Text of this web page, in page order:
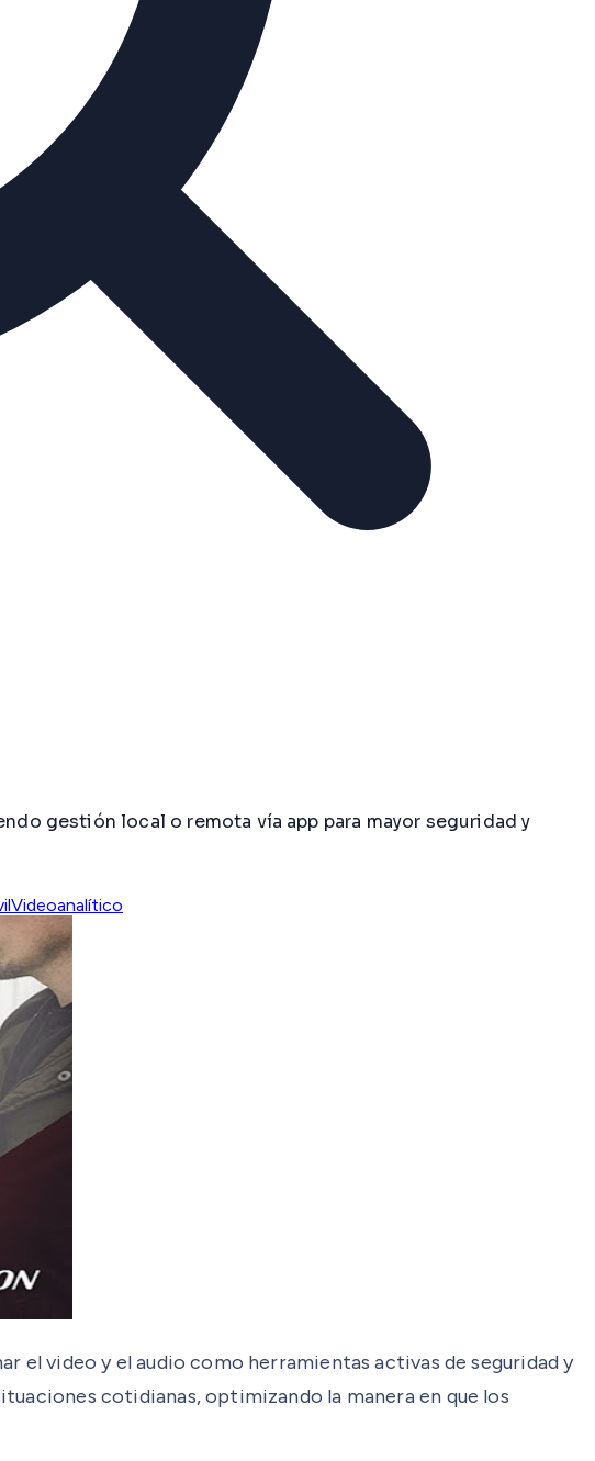
gestión local o remota vía app para mayor seguridad y
Videoanalítico
el video y el audio como herramientas activas de seguridad y
cotidianas, optimizando la manera en que los